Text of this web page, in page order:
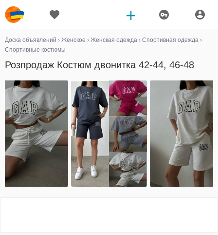
Доска объявлений › Женское › Женская одежда › Спортивная одежда ›
Спортивные костюмы
Розпродаж Костюм двонитка 42-44, 46-48